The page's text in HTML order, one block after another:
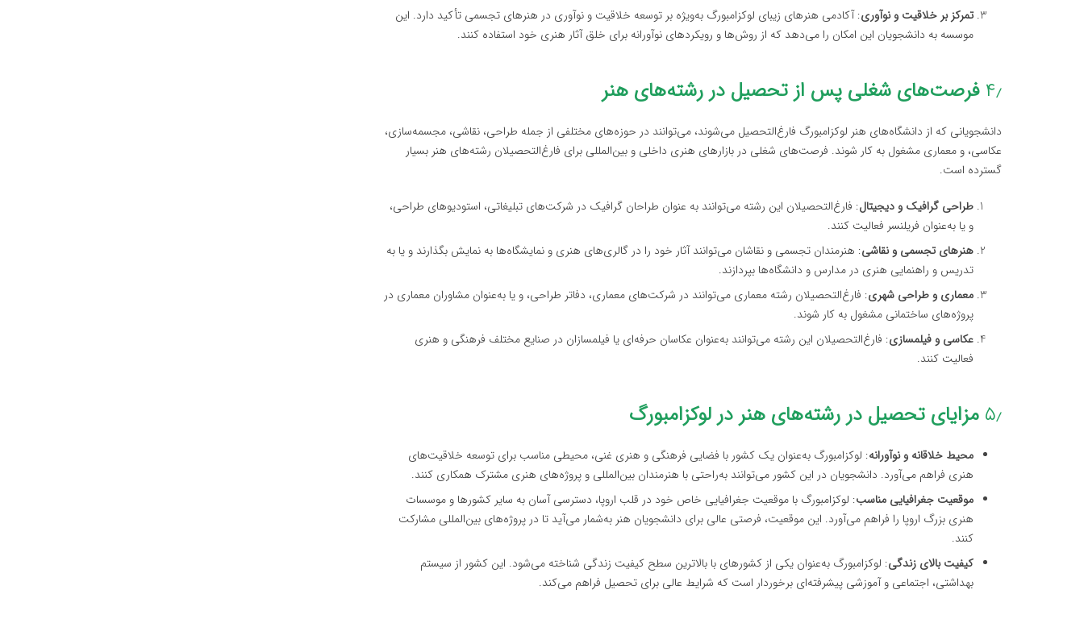
تمرکز بر خلاقیت و نوآوری: آکادمی هنرهای زیبای لوکزامبورگ به‌ویژه بر توسعه خلاقیت و نوآوری در هنرهای تجسمی تأکید دارد. این
موسسه به دانشجویان این امکان را می‌دهد که از روش‌ها و رویکردهای نوآورانه برای خلق آثار هنری خود استفاده کنند.
۴٫ فرصت‌های شغلی پس از تحصیل در رشته‌های هنر
دانشجویانی که از دانشگاه‌های هنر لوکزامبورگ فارغ‌التحصیل می‌شوند، می‌توانند در حوزه‌های مختلفی از جمله طراحی، نقاشی، مجسمه‌سازی،
عکاسی، و معماری مشغول به کار شوند. فرصت‌های شغلی در بازارهای هنری داخلی و بین‌المللی برای فارغ‌التحصیلان رشته‌های هنر بسیار
گسترده است.
طراحی گرافیک و دیجیتال: فارغ‌التحصیلان این رشته می‌توانند به عنوان طراحان گرافیک در شرکت‌های تبلیغاتی، استودیوهای طراحی،
و یا به‌عنوان فریلنسر فعالیت کنند.
هنرهای تجسمی و نقاشی: هنرمندان تجسمی و نقاشان می‌توانند آثار خود را در گالری‌های هنری و نمایشگاه‌ها به نمایش بگذارند و یا به
تدریس و راهنمایی هنری در مدارس و دانشگاه‌ها بپردازند.
معماری و طراحی شهری: فارغ‌التحصیلان رشته معماری می‌توانند در شرکت‌های معماری، دفاتر طراحی، و یا به‌عنوان مشاوران معماری در
پروژه‌های ساختمانی مشغول به کار شوند.
عکاسی و فیلمسازی: فارغ‌التحصیلان این رشته می‌توانند به‌عنوان عکاسان حرفه‌ای یا فیلمسازان در صنایع مختلف فرهنگی و هنری
فعالیت کنند.
۵٫ مزایای تحصیل در رشته‌های هنر در لوکزامبورگ
محیط خلاقانه و نوآورانه: لوکزامبورگ به‌عنوان یک کشور با فضایی فرهنگی و هنری غنی، محیطی مناسب برای توسعه خلاقیت‌های
هنری فراهم می‌آورد. دانشجویان در این کشور می‌توانند به‌راحتی با هنرمندان بین‌المللی و پروژه‌های هنری مشترک همکاری کنند.
موقعیت جغرافیایی مناسب: لوکزامبورگ با موقعیت جغرافیایی خاص خود در قلب اروپا، دسترسی آسان به سایر کشورها و موسسات
هنری بزرگ اروپا را فراهم می‌آورد. این موقعیت، فرصتی عالی برای دانشجویان هنر به‌شمار می‌آید تا در پروژه‌های بین‌المللی مشارکت
کنند.
کیفیت بالای زندگی: لوکزامبورگ به‌عنوان یکی از کشورهای با بالاترین سطح کیفیت زندگی شناخته می‌شود. این کشور از سیستم
بهداشتی، اجتماعی و آموزشی پیشرفته‌ای برخوردار است که شرایط عالی برای تحصیل فراهم می‌کند.